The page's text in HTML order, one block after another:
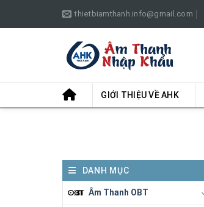
thietbiamthanh.info@gmail.com
GIỚI THIỆU VỀ AHK
DANH MỤC
Âm Thanh OBT